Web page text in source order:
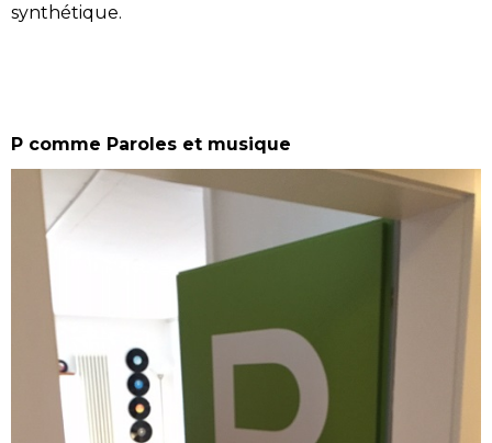
synthétique.
P comme Paroles et musique